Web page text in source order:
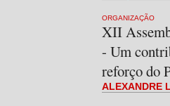
ORGANIZAÇÃO
XII
- Um
reforço do
ALEXANDRE